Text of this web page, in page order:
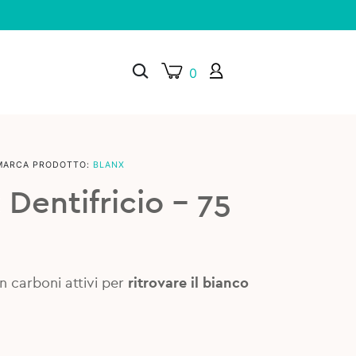
0
PRODOTTO: BLANX
Dentifricio – 75
carboni attivi per ritrovare il bianco